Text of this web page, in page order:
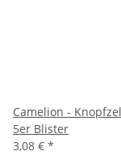
Camelion -
5er Blister
3,08 € *